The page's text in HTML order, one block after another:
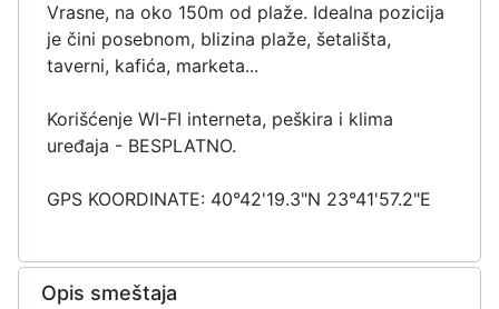
Vrasne, na oko 150m od plaže. Idealna pozicija
je čini posebnom, blizina plaže, šetališta,
taverni, kafića, marketa...
Korišćenje WI-FI interneta, peškira i klima
uređaja - BESPLATNO.
GPS KOORDINATE: 40°42'19.3"N 23°41'57.2"E
Opis smeštaja